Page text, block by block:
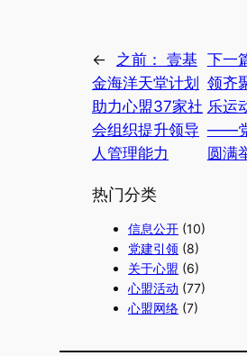
← 之前：壹基
金海洋天堂计划
助力心盟37家社
会组织提升领导
人管理能力
下一
领齐
乐运
——
圆满
热门分类
信息公开 (10)
党建引领 (8)
关于心盟 (6)
心盟活动 (77)
心盟网络 (7)